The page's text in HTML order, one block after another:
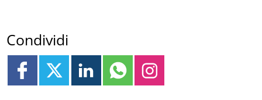
Condividi